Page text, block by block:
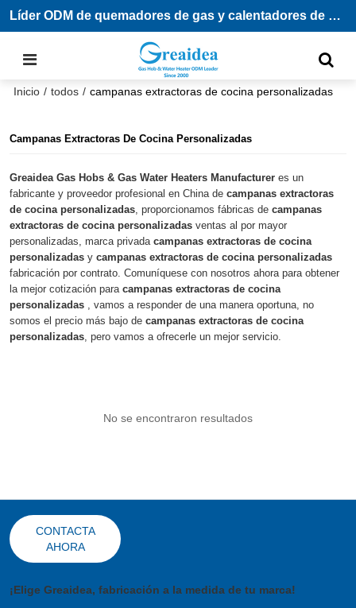
Líder ODM de quemadores de gas y calentadores de agua
Inicio / todos / campanas extractoras de cocina personalizadas
Campanas Extractoras De Cocina Personalizadas
Greaidea Gas Hobs & Gas Water Heaters Manufacturer es un
fabricante y proveedor profesional en China decampanas extractoras
de cocina personalizadas , proporcionamos fábricas decampanas
extractoras de cocina personalizadas ventas al por mayor
personalizadas, marca privadacampanas extractoras de cocina
personalizadas ycampanas extractoras de cocina personalizadas
fabricación por contrato. Comuníquese con nosotros ahora para obtener
la mejor cotización paracampanas extractoras de cocina
personalizadas , vamos a responder de una manera oportuna, no
somos el precio más bajo decampanas extractoras de cocina
personalizadas , pero vamos a ofrecerle un mejor servicio.
No se encontraron resultados
CONTACTA
AHORA
¡Elige Greaidea, fabricación a la medida de tu marca!